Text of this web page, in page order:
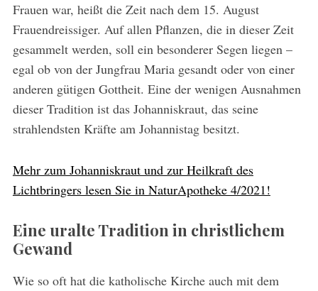
Frauen war, heißt die Zeit nach dem 15. August
Frauendreissiger. Auf allen Pflanzen, die in dieser Zeit
gesammelt werden, soll ein besonderer Segen liegen –
egal ob von der Jungfrau Maria gesandt oder von einer
anderen gütigen Gottheit. Eine der wenigen Ausnahmen
dieser Tradition ist das Johanniskraut, das seine
strahlendsten Kräfte am Johannistag besitzt.
Mehr zum Johanniskraut und zur Heilkraft des
Lichtbringers lesen Sie in NaturApotheke 4/2021!
Eine uralte Tradition in christlichem
Gewand
Wie so oft hat die katholische Kirche auch mit dem